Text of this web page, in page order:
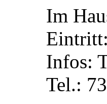
Im
Infos:
Tel.: